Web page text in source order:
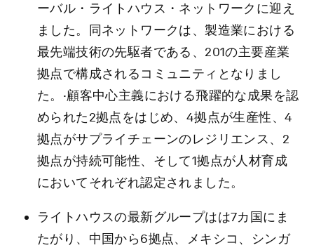
ーバル・ライトハウス・ネットワークに迎え
ました。同ネットワークは、製造業における
最先端技術の先駆者である、201の主要産業
拠点で構成されるコミュニティとなりまし
た。·顧客中心主義における飛躍的な成果を認
められた2拠点をはじめ、4拠点が生産性、4
拠点がサプライチェーンのレジリエンス、2
拠点が持続可能性、そして1拠点が人材育成
においてそれぞれ認定されました。
ライトハウスの最新グループはは7カ国にま
たがり、中国から6拠点、メキシコ、シンガ